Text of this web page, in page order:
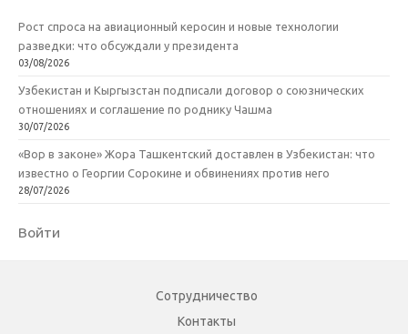
Рост спроса на авиационный керосин и новые технологии
разведки: что обсуждали у президента
03/08/2026
Узбекистан и Кыргызстан подписали договор о союзнических
отношениях и соглашение по роднику Чашма
30/07/2026
«Вор в законе» Жора Ташкентский доставлен в Узбекистан: что
известно о Георгии Сорокине и обвинениях против него
28/07/2026
Войти
Сотрудничество
Контакты